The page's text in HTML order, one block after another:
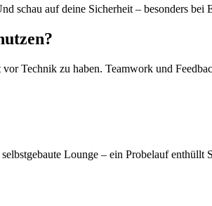
schau auf deine Sicherheit – besonders
Technik zu haben. Teamwork und
Lounge – ein Probelauf enthüllt